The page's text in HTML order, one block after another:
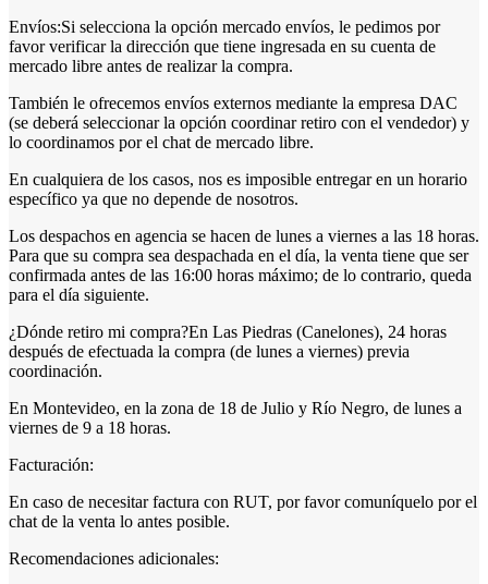
Envíos:Si selecciona la opción mercado envíos, le pedimos por
favor verificar la dirección que tiene ingresada en su cuenta de
mercado libre antes de realizar la compra.
También le ofrecemos envíos externos mediante la empresa DAC
(se deberá seleccionar la opción coordinar retiro con el vendedor) y
lo coordinamos por el chat de mercado libre.
En cualquiera de los casos, nos es imposible entregar en un horario
específico ya que no depende de nosotros.
Los despachos en agencia se hacen de lunes a viernes a las 18 horas.
Para que su compra sea despachada en el día, la venta tiene que ser
confirmada antes de las 16:00 horas máximo; de lo contrario, queda
para el día siguiente.
¿Dónde retiro mi compra?En Las Piedras (Canelones), 24 horas
después de efectuada la compra (de lunes a viernes) previa
coordinación.
En Montevideo, en la zona de 18 de Julio y Río Negro, de lunes a
viernes de 9 a 18 horas.
Facturación:
En caso de necesitar factura con RUT, por favor comuníquelo por el
chat de la venta lo antes posible.
Recomendaciones adicionales: